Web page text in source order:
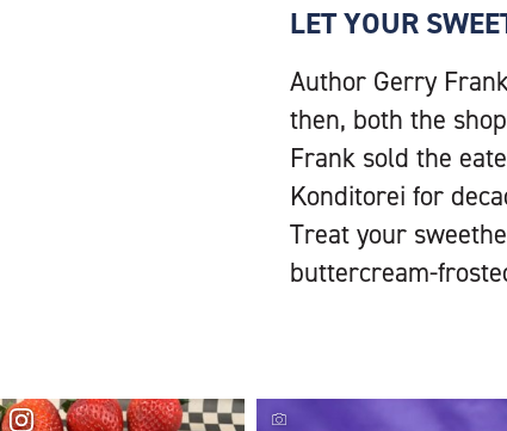
LET YOUR
Author Gerry
then, both the
Frank sold the
Konditorei for
Treat your
buttercream-